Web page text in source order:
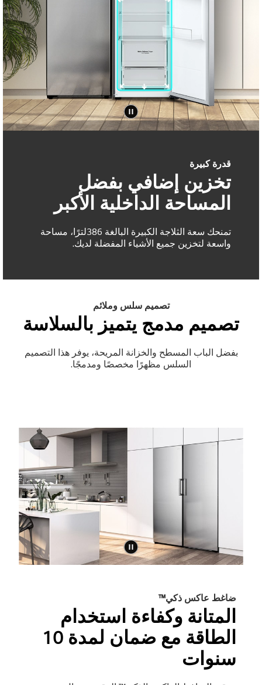
قدرة كبيرة
تخزين إضافي بفضل
المساحة الداخلية الأكبر
تمنحك سعة الثلاجة الكبيرة البالغة 386لترًا، مساحة
واسعة لتخزين جميع الأشياء المفضلة لديك.
تصميم سلس وملائم
تصميم مدمج يتميز بالسلاسة
بفضل الباب المسطح والخزانة المريحة، يوفر هذا التصميم
السلس مظهرًا مخصصًا ومدمجًا.
ضاغط عاكس ذكي™
المتانة وكفاءة استخدام
الطاقة مع ضمان لمدة 10
سنوات